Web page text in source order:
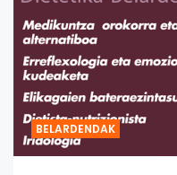
BELARDENDAK